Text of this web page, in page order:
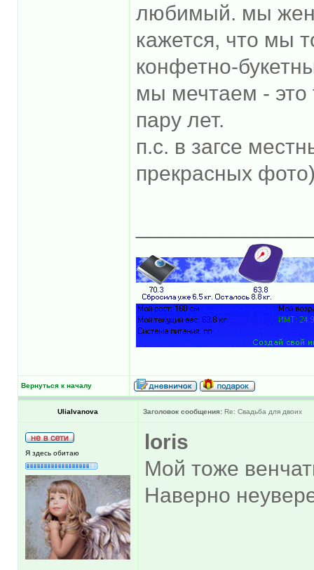
любимый. мы
кажется, что мы
конфетно-
мы мечтаем - это
пару лет.
п.с. в загсе
прекрасных
Вернуться к началу
UliaIvanova Заголовок сообщения: Re: Свадьба для двоих
Я здесь обитаю
loris
Мой тоже
Наверно